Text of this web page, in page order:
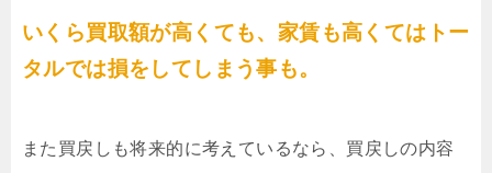
いくら買取額が高くても、家賃も高くてはトー
タルでは損をしてしまう事も。
また買戻しも将来的に考えているなら、買戻しの内容